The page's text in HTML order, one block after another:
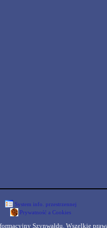
System info. przestrzennej
Prywatność a Cookies
Szynwałdu. Wszelkie